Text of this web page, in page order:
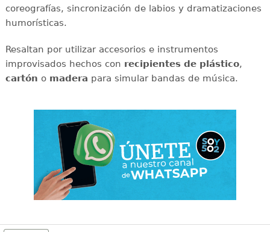
coreografías, sincronización de labios y dramatizaciones
humorísticas.
Resaltan por utilizar accesorios e instrumentos
improvisados hechos con recipientes de plástico,
cartón o madera para simular bandas de música.